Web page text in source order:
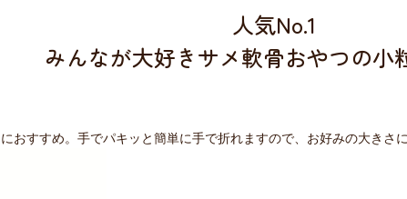
人気No.1
みんなが大好きサメ軟骨おやつの小
すすめ。手でパキッと簡単に手で折れますので、お好みの大きさ